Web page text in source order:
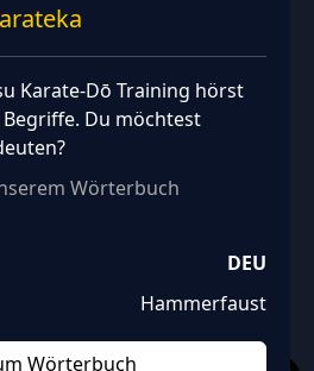
Karate‑Dō Training hörst
Du möchtest
Wörterbuch
DEU
Hammerfaust
Wörterbuch